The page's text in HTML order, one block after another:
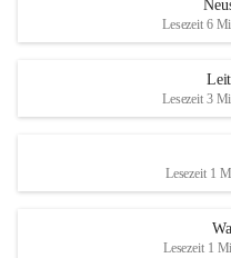
S
Maßnahmen zur
Rebe und der
Anhang VBl. EU Nr. 18
Lesezeit 6
Lesezeit 3
Lesezeit 1
Lesezeit 1